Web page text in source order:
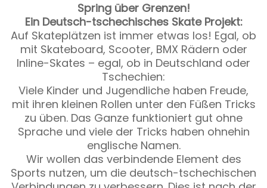
Spring über Grenzen!
Ein Deutsch-tschechisches Skate Projekt:
Auf Skateplätzen ist immer etwas los! Egal, ob
mit Skateboard, Scooter, BMX Rädern oder
Inline-Skates – egal, ob in Deutschland oder
Tschechien:
Viele Kinder und Jugendliche haben Freude,
mit ihren kleinen Rollen unter den Füßen Tricks
zu üben. Das Ganze funktioniert gut ohne
Sprache und viele der Tricks haben ohnehin
englische Namen.
Wir wollen das verbindende Element des
Sports nutzen, um die deutsch-tschechischen